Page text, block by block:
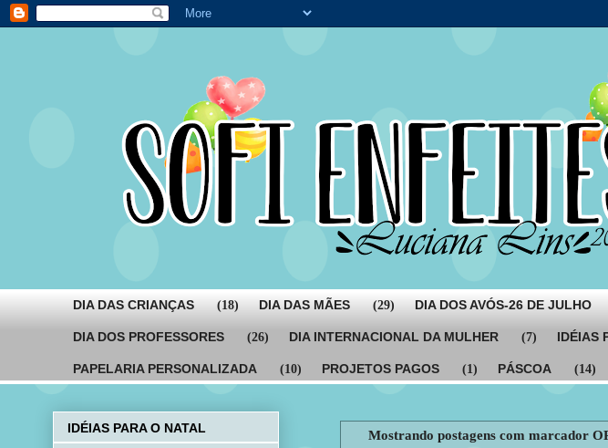
DIA DAS CRIANÇAS (18) DIA DAS MÃES (29) DIA DOS AVÓS-26 DE JULHO
DIA DOS PROFESSORES (26) DIA INTERNACIONAL DA MULHER (7) IDÉIAS
PAPELARIA PERSONALIZADA (10) PROJETOS PAGOS (1) PÁSCOA (14)
Mostrando postagens com marcador
IDÉIAS PARA O NATAL